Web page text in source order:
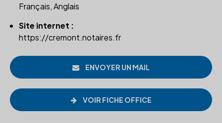
Français, Anglais
Site internet :
https://cremont.notaires.fr
ENVOYER UN MAIL
VOIR FICHE OFFICE